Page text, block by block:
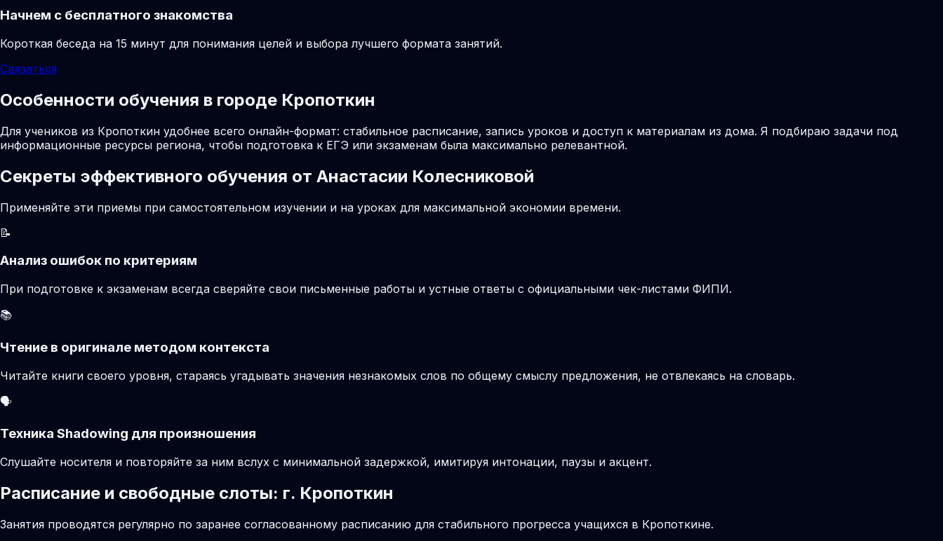
Начнем с бесплатного знакомства
Короткая беседа на 15 минут для понимания целей и выбора лучшего формата занятий.
Связаться
Особенности обучения в городе Кропоткин
Для учеников из Кропоткин удобнее всего онлайн-формат: стабильное расписание, запись уроков и доступ к материалам из дома. Я подбираю задачи под
информационные ресурсы региона, чтобы подготовка к ЕГЭ или экзаменам была максимально релевантной.
Секреты эффективного обучения от Анастасии Колесниковой
Применяйте эти приемы при самостоятельном изучении и на уроках для максимальной экономии времени.
📝
Анализ ошибок по критериям
При подготовке к экзаменам всегда сверяйте свои письменные работы и устные ответы с официальными чек-листами ФИПИ.
📚
Чтение в оригинале методом контекста
Читайте книги своего уровня, стараясь угадывать значения незнакомых слов по общему смыслу предложения, не отвлекаясь на словарь.
🗣️
Техника Shadowing для произношения
Слушайте носителя и повторяйте за ним вслух с минимальной задержкой, имитируя интонации, паузы и акцент.
Расписание и свободные слоты: г. Кропоткин
Занятия проводятся регулярно по заранее согласованному расписанию для стабильного прогресса учащихся в Кропоткине.